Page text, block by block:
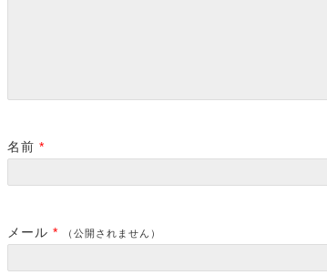
名前 *
メール * （公開されません）